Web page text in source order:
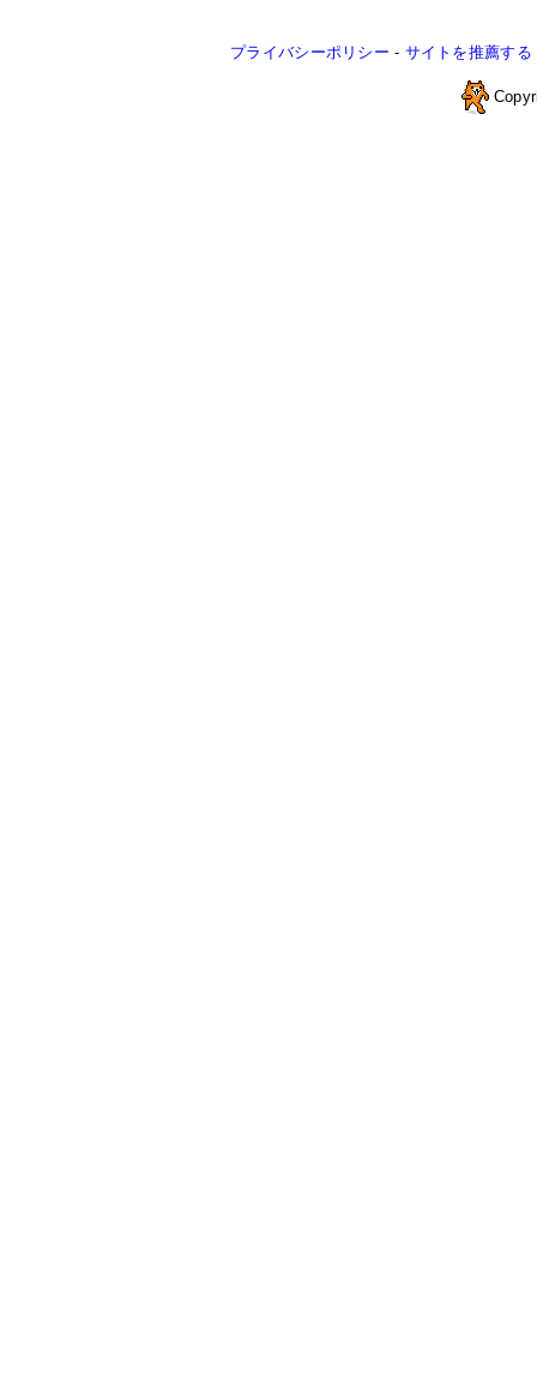
プライバシーポリシー - サイトを推薦する